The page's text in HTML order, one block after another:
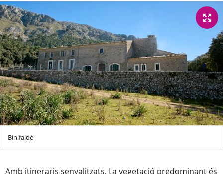
Binifaldó
Amb itineraris senyalitzats. La vegetació predominant és